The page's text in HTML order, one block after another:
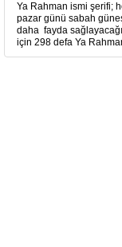
Ya Rahman ismi şerifi;
pazar günü sabah
daha fayda
için 298 defa Ya